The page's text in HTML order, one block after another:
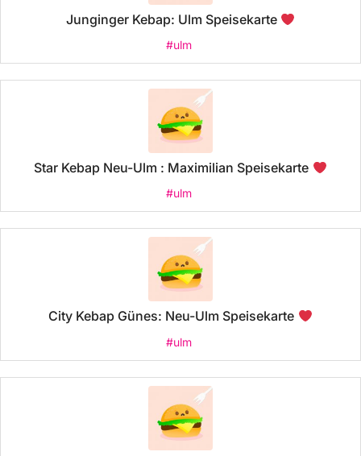
Junginger Kebap: Ulm Speisekarte
#ulm
Star Kebap Neu-Ulm : Maximilian Speisekarte
#ulm
City Kebap Günes: Neu-Ulm Speisekarte
#ulm